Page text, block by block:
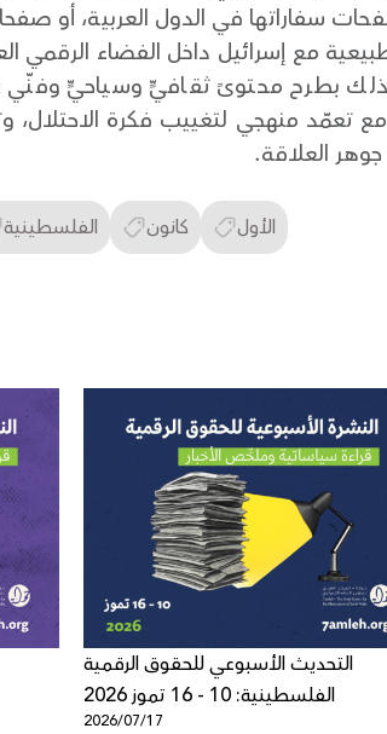
سفاراتها في الدول العربية، أو
مع إسرائيل داخل الفضاء الرقمي
بطرح محتوىً ثقافيٍّ وسياحيٍّ
تعمّد منهجي لتغييب فكرة الاحتلال،
العلاقة.
الفلسطينية كانون الأول
التحديث الأسبوعي للحقوق الرقمية
الفلسطينية: 10 - 16 تموز 2026
2026/07/17